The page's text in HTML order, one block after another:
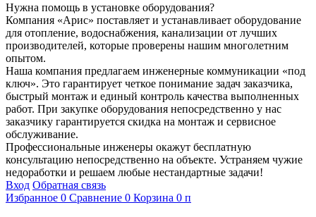
Нужна помощь в установке оборудования?
Компания «Арис» поставляет и устанавливает оборудование
для отопление, водоснабжения, канализации от лучших
производителей, которые проверены нашим многолетним
опытом.
Наша компания предлагаем инженерные коммуникации «под
ключ». Это гарантирует четкое понимание задач заказчика,
быстрый монтаж и единый контроль качества выполненных
работ. При закупке оборудования непосредственно у нас
заказчику гарантируется скидка на монтаж и сервисное
обслуживание.
Профессиональные инженеры окажут бесплатную
консультацию непосредственно на объекте. Устраняем чужие
недоработки и решаем любые нестандартные задачи!
Вход Обратная связь
Избранное 0 Сравнение 0 Корзина 0 п